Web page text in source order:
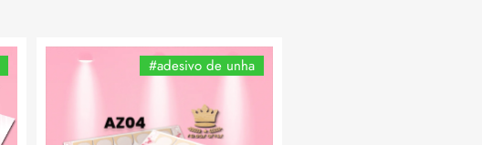
#adesivo de unha